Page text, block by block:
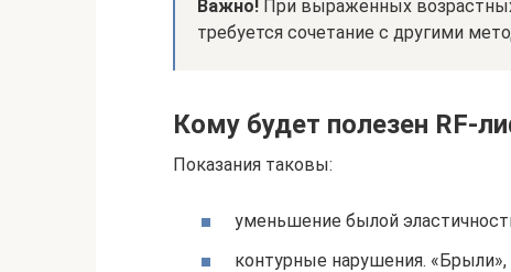
Важно! При выраженных
требуется сочетание с другими
Кому будет полезен RF-
Показания таковы:
уменьшение былой
контурные нарушения.